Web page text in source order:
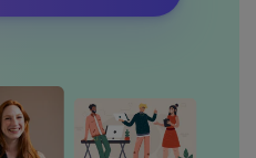
dengan AI